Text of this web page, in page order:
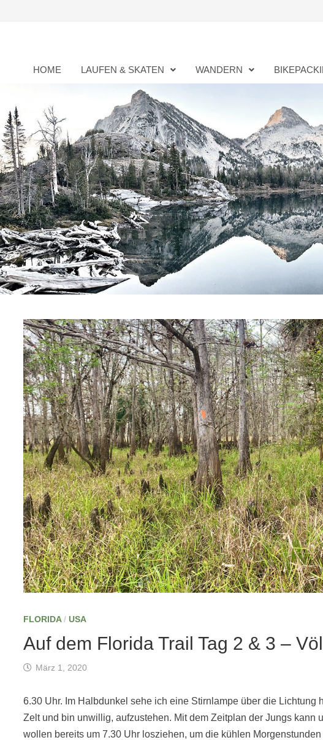
HOME LAUFEN & SKATEN WANDERN
FLORIDA/USA
Auf dem Florida Trail Tag 2 & 3 –
März 1, 2020
6.30 Uhr. Im Halbdunkel sehe ich eine Stirnlampe über die
Zelt und bin unwillig, aufzustehen. Mit dem Zeitplan der Jungs
wollen bereits um 7.30 Uhr losziehen, um die kühlen